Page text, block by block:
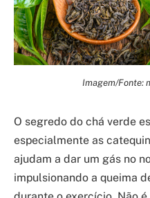
Imagem/Fonte:
O segredo do chá verde
especialmente as
ajudam a dar um gás no
impulsionando a queima